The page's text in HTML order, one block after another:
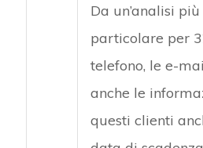
Da un’analisi
particolare per
telefono, le e-
anche le
questi clienti